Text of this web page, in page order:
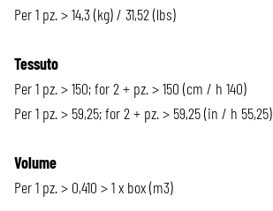
Per 1 pz. > 14,3 (kg) / 31,52 (lbs)
Tessuto
Per 1 pz. > 150; for 2 + pz. > 150 (cm / h 140)
Per 1 pz. > 59,25; for 2 + pz. > 59,25 (in / h 55,25)
Volume
Per 1 pz. > 0,410 > 1 x box (m3)